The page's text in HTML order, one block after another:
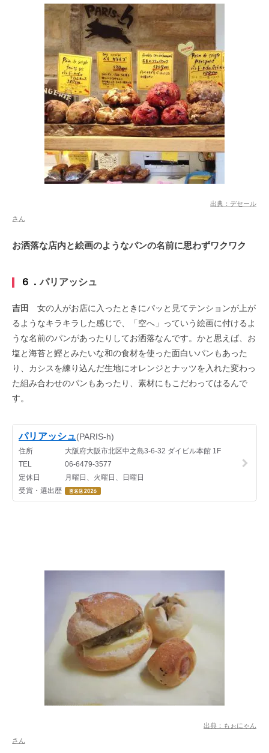
出典：デセール
さん
お洒落な店内と絵画のようなパンの名前に思わずワクワク
６． パリアッシュ
吉田
女の人がお店に入ったときにパッと見てテンションが上が
るようなキラキラした感じで、「空へ」っていう絵画に付けるよ
うな名前のパンがあったりしてお洒落なんです。かと思えば、お
塩と海苔と鰹とみたいな和の食材を使った面白いパンもあった
り、カシスを練り込んだ生地にオレンジとナッツを入れた変わっ
た組み合わせのパンもあったり、素材にもこだわってはるんで
す。
出典：もぉにゃん
さん